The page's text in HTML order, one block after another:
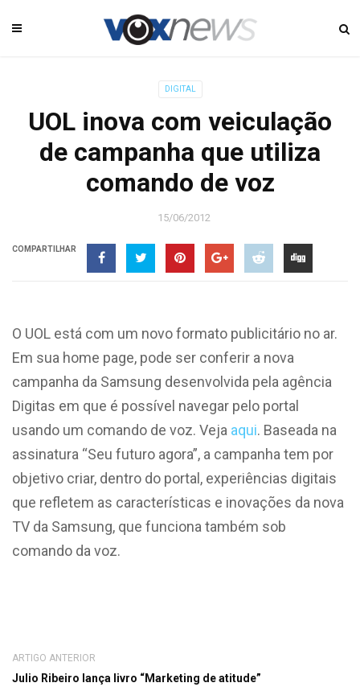
DIGITAL
UOL inova com veiculação
de campanha que utiliza
comando de voz
15/06/2012
COMPARTILHAR
O UOL está com um novo formato publicitário no ar.
Em sua home page, pode ser conferir a nova
campanha da Samsung desenvolvida pela agência
Digitas em que é possível navegar pelo portal
usando um comando de voz. Veja aqui. Baseada na
assinatura “Seu futuro agora”, a campanha tem por
objetivo criar, dentro do portal, experiências digitais
que refletem as características e inovações da nova
TV da Samsung, que funciona também sob
comando da voz.
ARTIGO ANTERIOR
Julio Ribeiro lança livro “Marketing de atitude”